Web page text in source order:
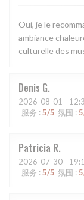
Oui, je le
ambiance
culturelle des
Denis G
2026-08-01 -
服务 : 5/5 氛围 : 5
Patricia R
2026-07-30 -
服务 : 5/5 氛围 : 5